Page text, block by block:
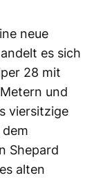
neue
es sich
28 mit
und
viersitzige
Shepard
alten